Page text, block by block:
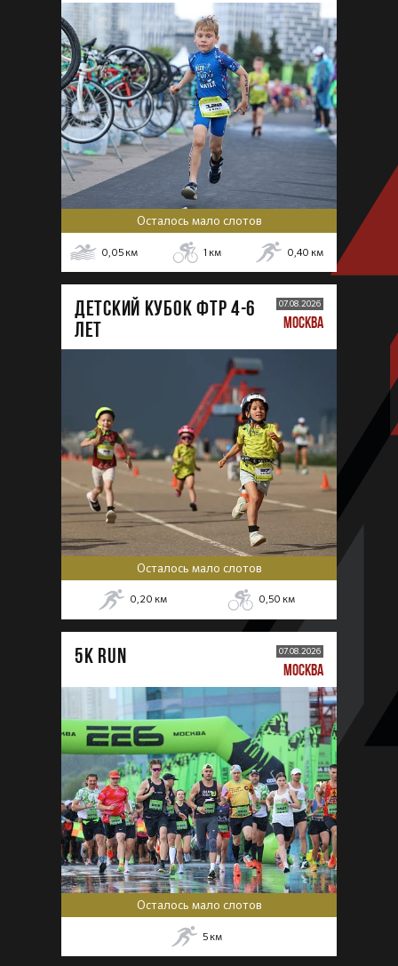
Осталось мало слотов
0,05 км 1 км 0,40 км
ДЕТСКИЙ КУБОК ФТР 4-6
лет
07.08.2026
МОСКВА
Осталось мало слотов
0,20 км 0,50 км
5К RUN 07.08.2026
МОСКВА
Осталось мало слотов
5 км